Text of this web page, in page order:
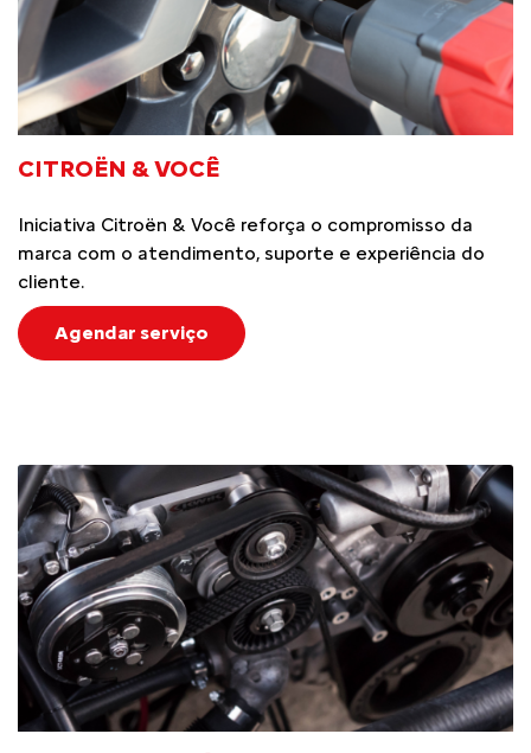
CITROËN & VOCÊ
Iniciativa Citroën & Você reforça o compromisso da
marca com o atendimento, suporte e experiência do
cliente.
Agendar serviço